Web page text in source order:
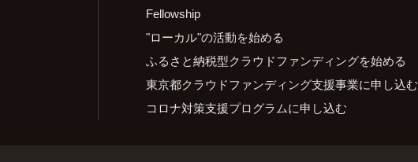
Fellowship
"ローカル"の活動を始める
ふるさと納税型クラウドファンディングを始める
東京都クラウドファンディング支援事業に申し込む
コロナ対策支援プログラムに申し込む